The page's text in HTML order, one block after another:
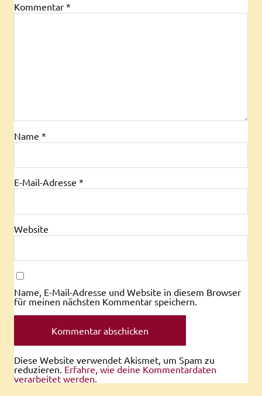
Kommentar *
Name *
E-Mail-Adresse *
Website
Name, E-Mail-Adresse und Website in diesem Browser
für meinen nächsten Kommentar speichern.
Diese Website verwendet Akismet, um Spam zu
reduzieren. Erfahre, wie deine Kommentardaten
verarbeitet werden.